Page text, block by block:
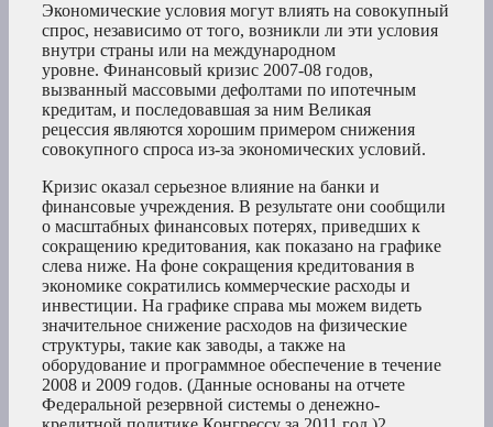
Экономические условия могут влиять на совокупный
спрос, независимо от того, возникли ли эти условия
внутри страны или на международном
уровне. Финансовый кризис 2007-08 годов,
вызванный массовыми дефолтами по ипотечным
кредитам, и последовавшая за ним Великая
рецессия являются хорошим примером снижения
совокупного спроса из-за экономических условий.
Кризис оказал серьезное влияние на банки и
финансовые учреждения. В результате они сообщили
о масштабных финансовых потерях, приведших к
сокращению кредитования, как показано на графике
слева ниже. На фоне сокращения кредитования в
экономике сократились коммерческие расходы и
инвестиции. На графике справа мы можем видеть
значительное снижение расходов на физические
структуры, такие как заводы, а также на
оборудование и программное обеспечение в течение
2008 и 2009 годов. (Данные основаны на отчете
Федеральной резервной системы о денежно-